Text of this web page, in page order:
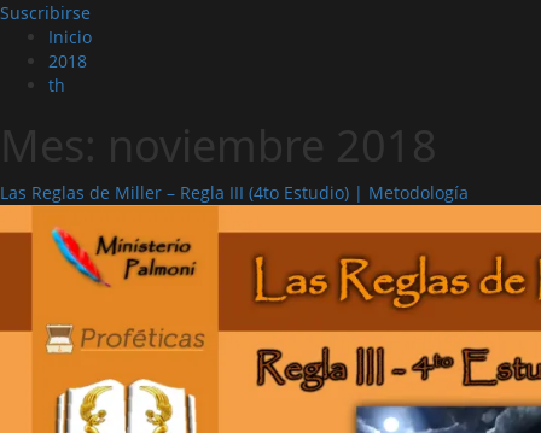
Suscribirse
Inicio
2018
th
Mes: noviembre 2018
Las Reglas de Miller – Regla III (4to Estudio) | Metodología